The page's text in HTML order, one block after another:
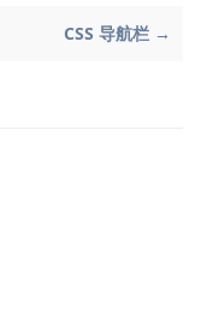
CSS 导航栏 →